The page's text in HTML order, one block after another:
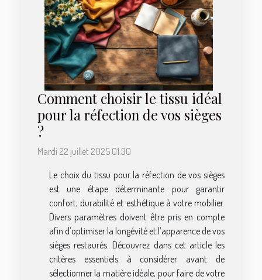
Comment choisir le tissu idéal
pour la réfection de vos sièges
?
Mardi 22 juillet 2025 01:30
Le choix du tissu pour la réfection de vos sièges
est une étape déterminante pour garantir
confort, durabilité et esthétique à votre mobilier.
Divers paramètres doivent être pris en compte
afin d’optimiser la longévité et l’apparence de vos
sièges restaurés. Découvrez dans cet article les
critères essentiels à considérer avant de
sélectionner la matière idéale, pour faire de votre